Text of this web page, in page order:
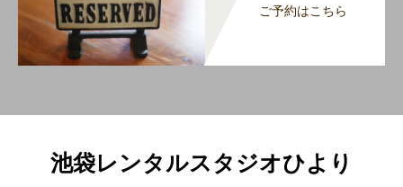
ご予約はこちら
池袋レンタルスタジオひより